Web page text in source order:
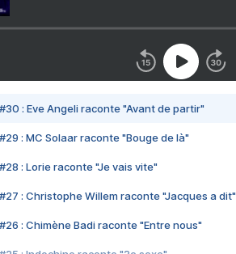
#30 : Eve Angeli raconte "Avant de partir"
#29 : MC Solaar raconte "Bouge de là"
#28 : Lorie raconte "Je vais vite"
#27 : Christophe Willem raconte "Jacques a dit"
#26 : Chimène Badi raconte "Entre nous"